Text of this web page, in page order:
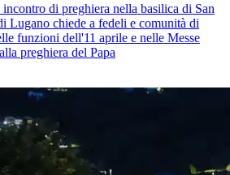
di preghiera nella basilica di San
Lugano chiede a fedeli e comunità di
funzioni dell'11 aprile e nelle Messe
preghiera del Papa